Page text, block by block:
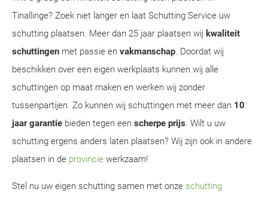
Tinallinge? Zoek niet langer en laat Schutting Service uw
schutting plaatsen. Meer dan 25 jaar plaatsen wij kwaliteit
schuttingen met passie en vakmanschap. Doordat wij
beschikken over een eigen werkplaats kunnen wij alle
schuttingen op maat maken en werken wij zonder
tussenpartijen. Zo kunnen wij schuttingen met meer dan 10
jaar garantie bieden tegen een scherpe prijs. Wilt u uw
schutting ergens anders laten plaatsen? Wij zijn ook in andere
plaatsen in de provincie werkzaam!
Stel nu uw eigen schutting samen met onze schutting